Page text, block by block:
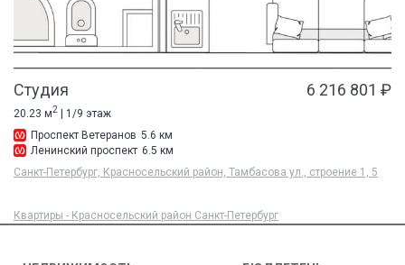
Студия 6 216 801 ₽
20.23 м2 | 1/9 этаж
Проспект Ветеранов 5.6 км
Ленинский проспект 6.5 км
Санкт-Петербург, Красносельский район, Тамбасова ул., строение 1, 5
Квартиры - Красносельский район Санкт-Петербург